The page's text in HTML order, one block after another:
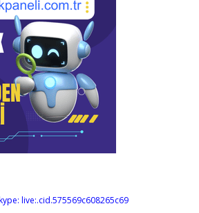
live:.cid.575569c608265c69